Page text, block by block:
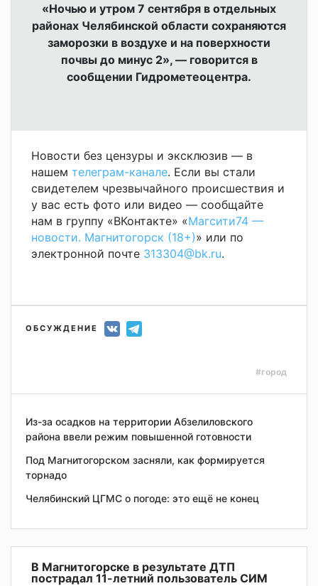
«Ночью и утром 7 сентября в отдельных
районах Челябинской области сохраняются
заморозки в воздухе и на поверхности
почвы до минус 2», — говорится в
сообщении Гидрометеоцентра.
Новости без цензуры и эксклюзив — в
нашем телеграм-канале. Если вы стали
свидетелем чрезвычайного происшествия и
у вас есть фото или видео — сообщайте
нам в группу «ВКонтакте» «Магсити74 —
новости. Магнитогорск (18+)» или по
электронной почте 313304@bk.ru.
ОБСУЖДЕНИЕ
#город
Из-за осадков на территории Абзелиловского
района ввели режим повышенной готовности
Под Магнитогорском засняли, как формируется
торнадо
Челябинский ЦГМС о погоде: это ещё не конец
В Магнитогорске в результате ДТП
пострадал 11-летний пользователь СИМ